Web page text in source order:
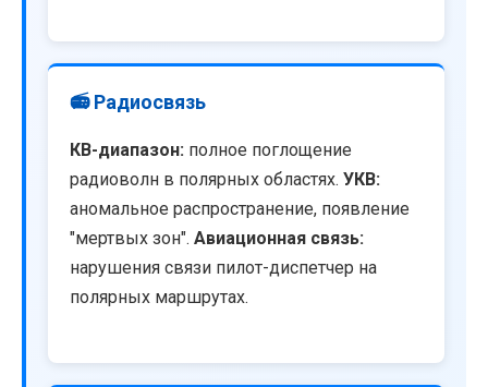
📻 Радиосвязь
КВ-диапазон: полное поглощение
радиоволн в полярных областях. УКВ:
аномальное распространение, появление
"мертвых зон". Авиационная связь:
нарушения связи пилот-диспетчер на
полярных маршрутах.